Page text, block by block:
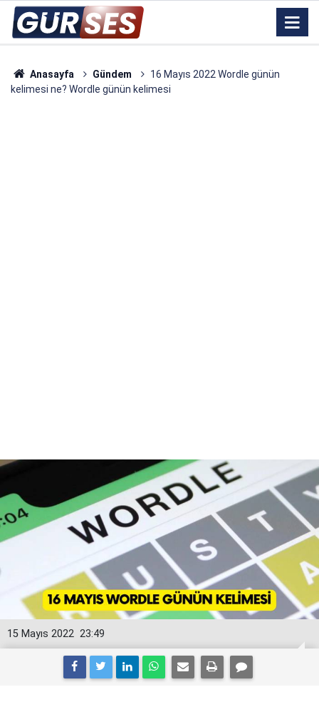
Anasayfa Gündem
16 Mayıs 2022 Wordle günün
kelimesi ne? Wordle günün kelimesi
23:49
15 Mayıs 2022